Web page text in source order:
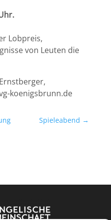
Lobpreis,
von Leuten die
koenigsbrunn.de
Spieleabend →